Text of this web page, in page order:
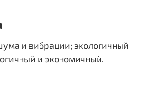
и вибрации; экологичный
и экономичный.